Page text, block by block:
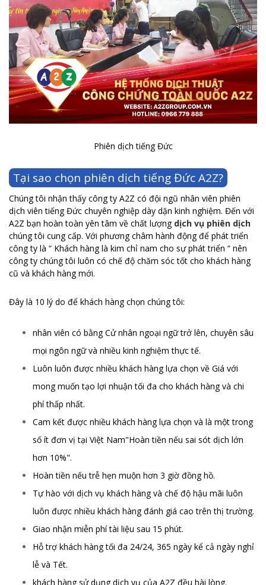
Phiên dịch tiếng Đức
Tại sao chọn phiên dịch tiếng Đức A2Z?
Chúng tôi nhận thấy công ty A2Z có đội ngũ nhân viên phiên
dịch viên tiếng Đức chuyên nghiệp dày dặn kinh nghiệm. Đến với
A2Z bạn hoàn toàn yên tâm về chất lượng dịch vụ phiên dịch
chúng tôi cung cấp. Với phương châm hành động để phát triển
công ty là “ Khách hàng là kim chỉ nam cho sự phát triển “ nên
công ty chúng tôi luôn có chế độ chăm sóc tốt cho khách hàng
cũ và khách hàng mới.
Đây là 10 lý do để khách hàng chọn chúng tôi:
nhân viên có bằng Cử nhân ngoại ngữ trở lên, chuyên sâu
mọi ngôn ngữ và nhiều kinh nghiệm thực tế.
Luôn luôn được nhiều khách hàng lựa chọn về Giá với
mong muốn tạo lợi nhuận tối đa cho khách hàng và chi
phí thấp nhất.
Cam kết được nhiều khách hàng lựa chọn và là một trong
số ít đơn vị tại Việt Nam"Hoàn tiền nếu sai sót dịch lớn
hơn 10%".
Hoàn tiền nếu trễ hẹn muộn hơn 3 giờ đồng hồ.
Tự hào với dịch vụ khách hàng và chế độ hậu mãi luôn
luôn được nhiều khách hàng đánh giá cao trên thị trường.
Giao nhận miễn phí tài liệu sau 15 phút.
Hỗ trợ khách hàng tối đa 24/24, 365 ngày kể cả ngày nghỉ
lễ và Tết.
khách hàng sử dụng dịch vụ của A2Z đều hài lòng.